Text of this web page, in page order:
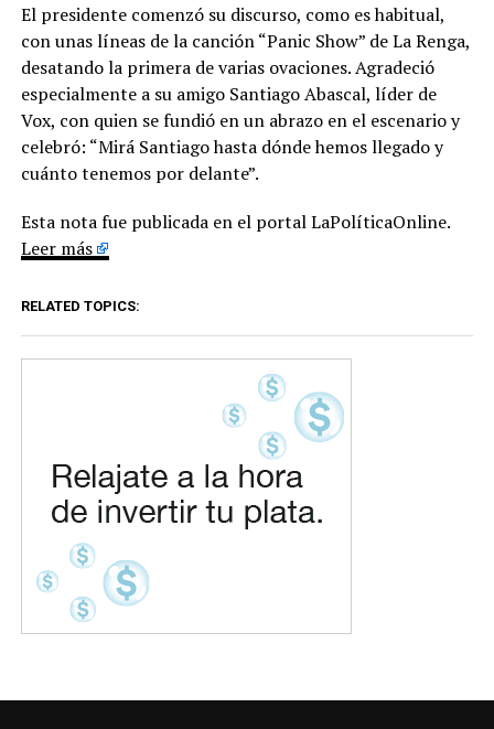
El presidente comenzó su discurso, como es habitual,
con unas líneas de la canción “Panic Show” de La Renga,
desatando la primera de varias ovaciones. Agradeció
especialmente a su amigo Santiago Abascal, líder de
Vox, con quien se fundió en un abrazo en el escenario y
celebró: “Mirá Santiago hasta dónde hemos llegado y
cuánto tenemos por delante”.
Esta nota fue publicada en el portal LaPolíticaOnline.
Leer más
RELATED TOPICS: